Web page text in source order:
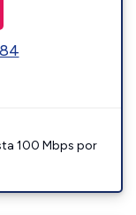
100 Mbps por